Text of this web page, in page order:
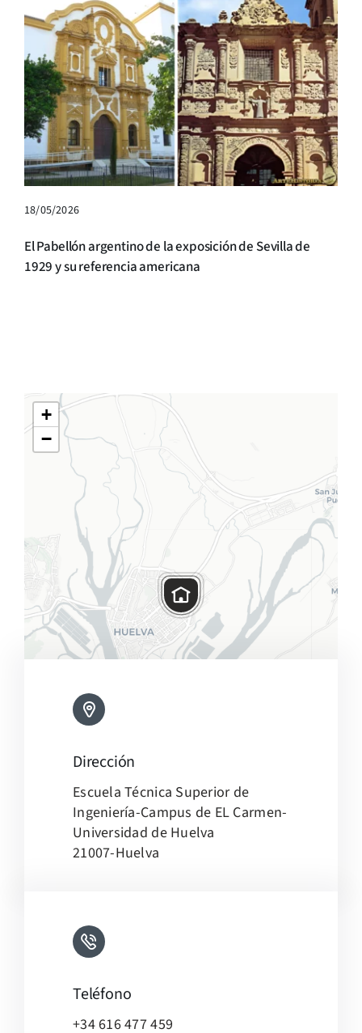
18/05/2026
El Pabellón argentino de la exposición de Sevilla de
1929 y su referencia americana
+
−
OpenStreetMap, under ODbL.
Dirección
Escuela Técnica Superior de
Ingeniería-Campus de EL Carmen-
Universidad de Huelva
21007-Huelva
Teléfono
+34 616 477 459